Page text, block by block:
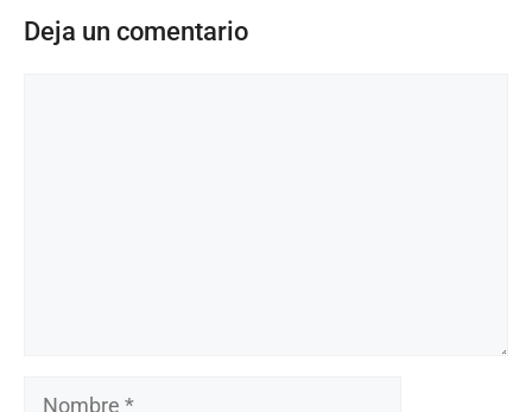
Deja un comentario
Nombre